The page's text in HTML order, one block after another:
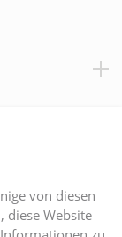
von diesen
diese Website